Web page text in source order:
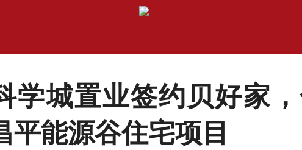
学城置业签约贝好家
平能源谷住宅项目